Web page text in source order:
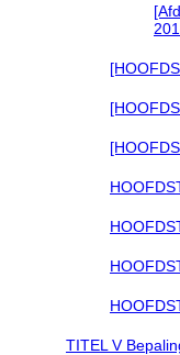
TITEL V